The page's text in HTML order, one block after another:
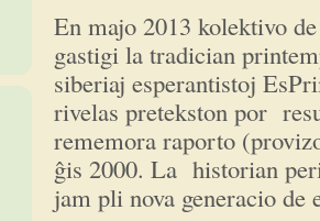
En majo 2013 kolektivo
gastigi la tradician
siberiaj esperantistoj
rivelas pretekston por
rememora raporto
ĝis 2000. La historian
jam pli nova generacio de